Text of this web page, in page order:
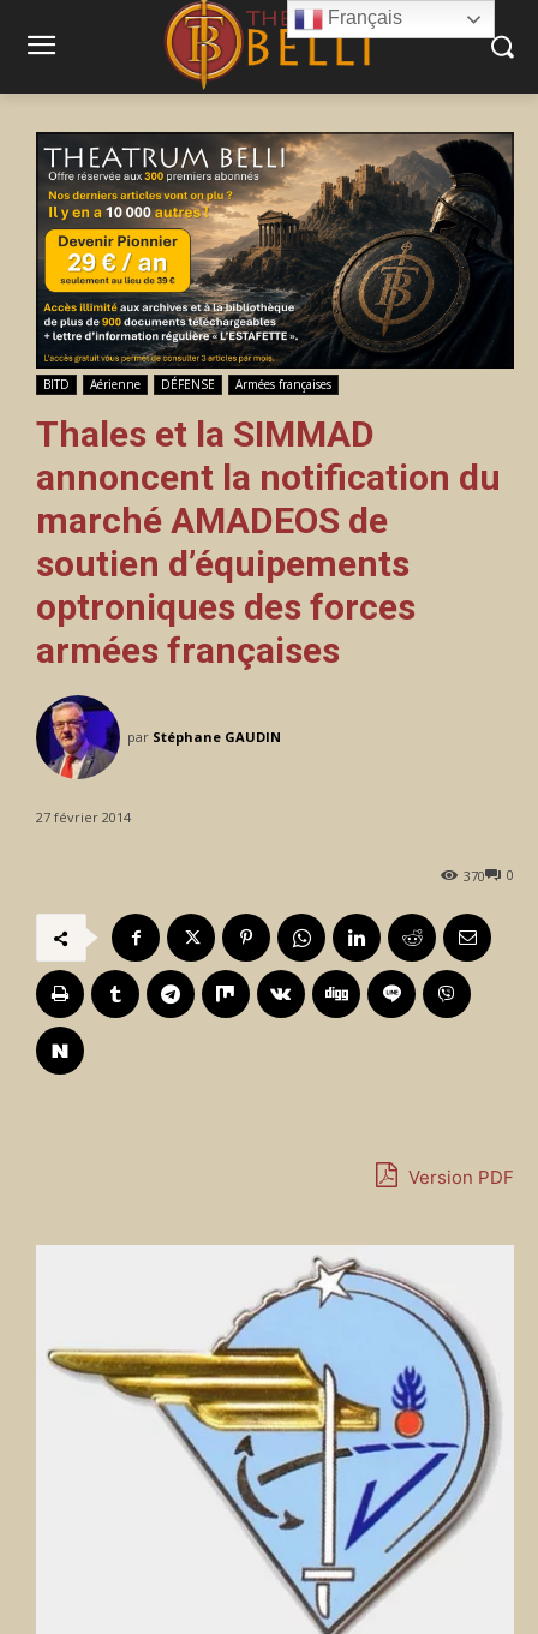
BITD Aérienne DÉFENSE Armées françaises
Thales et la SIMMAD
annoncent la notification du
marché AMADEOS de
soutien d’équipements
optroniques des forces
armées françaises
par Stéphane GAUDIN
27 février 2014
0
370
Version PDF
Français